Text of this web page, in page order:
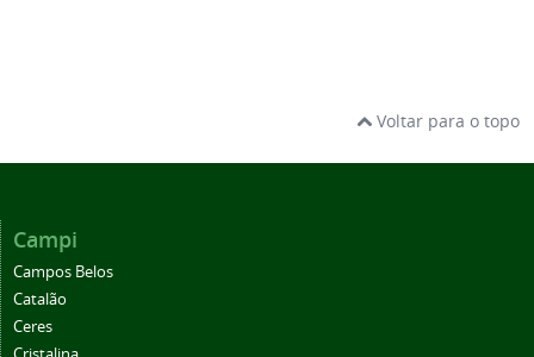
Voltar para o topo
Campi
Campos Belos
Catalão
Ceres